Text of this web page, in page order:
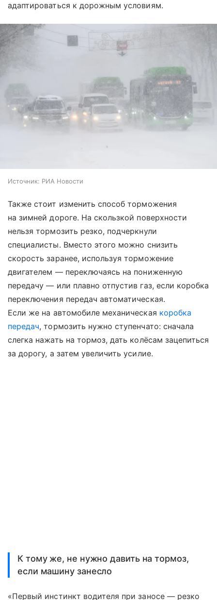
адаптироваться к дорожным условиям.
Источник: РИА Новости
Также стоит изменить способ торможения
на зимней дороге. На скользкой поверхности
нельзя тормозить резко, подчеркнули
специалисты. Вместо этого можно снизить
скорость заранее, используя торможение
двигателем — переключаясь на пониженную
передачу — или плавно отпустив газ, если коробка
переключения передач автоматическая.
Если же на автомобиле механическая коробка
передач, тормозить нужно ступенчато: сначала
слегка нажать на тормоз, дать колёсам зацепиться
за дорогу, а затем увеличить усилие.
К тому же, не нужно давить на тормоз,
если машину занесло
«Первый инстинкт водителя при заносе — резко